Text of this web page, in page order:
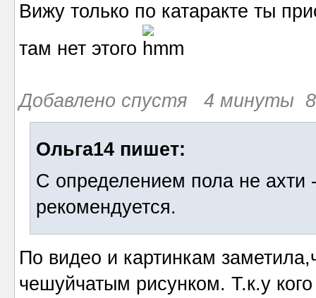
Вижу только по катаракте ты
там нет этого
Добавлено спустя 4 минуты 8
Ольга14 пишет:
С определением пола не ахти
рекомендуется.
По видео и картинкам
чешуйчатым рисунком. Т.к.у